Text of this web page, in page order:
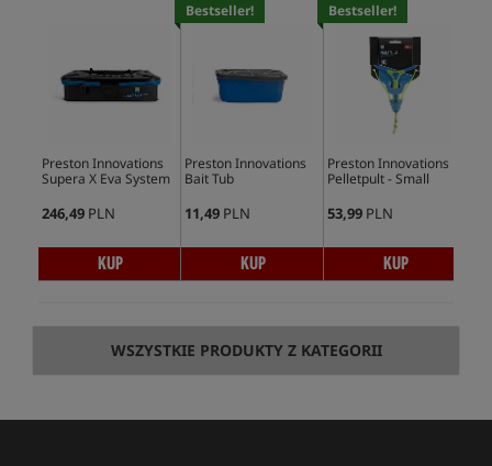
Preston Innovations
Supera X Eva System
246,49 PLN
KUP
Bestseller!
Preston Innovations
Bait Tub
11,49 PLN
KUP
Bestseller!
Preston Innovations
Pelletpult - Small
53,99 PLN
KUP
WSZYSTKIE PRODUKTY Z KATEGORII